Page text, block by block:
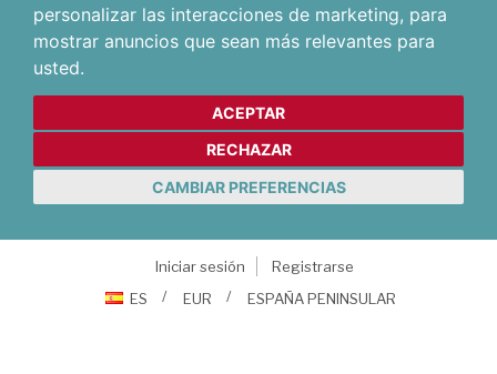
personalizar las interacciones de marketing, para
mostrar anuncios que sean más relevantes para
usted.
ACEPTAR
RECHAZAR
CAMBIAR PREFERENCIAS
Iniciar sesión
Registrarse
ES
EUR ESPAÑA PENINSULAR